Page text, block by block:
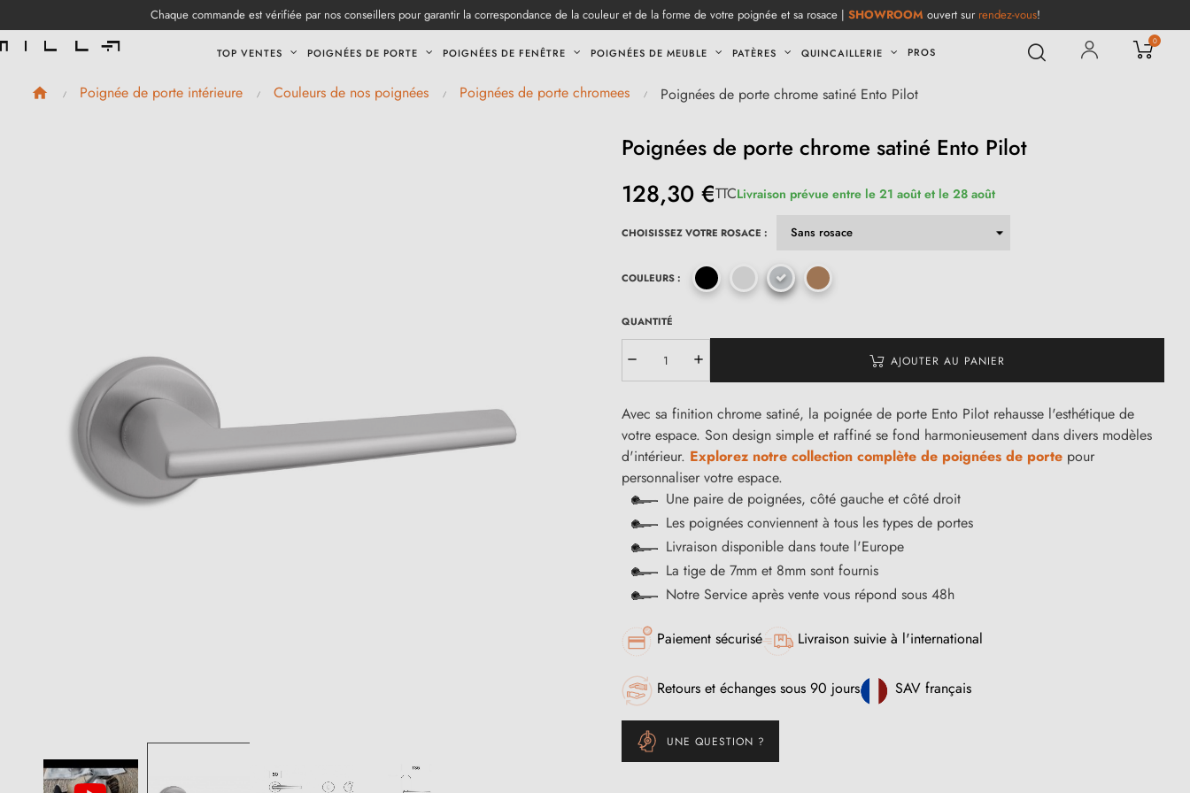
Chaque commande est vérifiée par nos conseillers pour garantir la correspondance de la couleur et de la forme de votre poignée et sa rosace | SHOWROOM ouvert sur rendez-vous!
TOP VENTES POIGNÉES DE PORTE POIGNÉES DE FENÊTRE POIGNÉES DE MEUBLE PATÈRES QUINCAILLERIE PROS
0
Poignée de porte intérieure Couleurs de nos poignées Poignées de porte chromees Poignées de porte chrome satiné Ento Pilot
Poignées de porte chrome satiné Ento Pilot
128,30 €TTCLivraison prévue entre le 21 août et le 28 août
CHOISISSEZ VOTRE ROSACE :
COULEURS :
QUANTITÉ
AJOUTER AU PANIER
Avec sa finition chrome satiné, la poignée de porte Ento Pilot rehausse l'esthétique de
votre espace. Son design simple et raffiné se fond harmonieusement dans divers modèles
d'intérieur. Explorez notre collection complète de poignées de porte pour
personnaliser votre espace.
Une paire de poignées, côté gauche et côté droit
Les poignées conviennent à tous les types de portes
Livraison disponible dans toute l'Europe
La tige de 7mm et 8mm sont fournis
Notre Service après vente vous répond sous 48h
Paiement sécurisé Livraison suivie à l'international
Retours et échanges sous 90 jours SAV français
UNE QUESTION ?